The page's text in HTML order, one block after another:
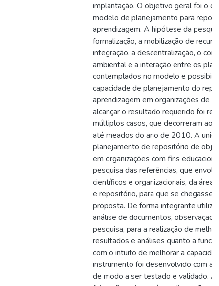
implantação. O objetivo geral foi o
modelo de planejamento para
aprendizagem. A hipótese da
formalização, a mobilização de
integração, a descentralização, o
ambiental e a interação entre os
contemplados no modelo e
capacidade de planejamento do
aprendizagem em organizações de
alcançar o resultado requerido foi
múltiplos casos, que decorreram ao
até meados do ano de 2010. A
planejamento de repositório de
em organizações com fins
pesquisa das referências, que
científicos e organizacionais, da
e repositório, para que se chegasse
proposta. De forma integrante
análise de documentos, observação
pesquisa, para a realização de
resultados e análises quanto a
com o intuito de melhorar a
instrumento foi desenvolvido com a
de modo a ser testado e validado.